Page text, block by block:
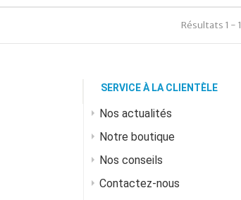
Résultats 1 -
SERVICE À LA CLIENTÈLE
Nos actualités
Notre boutique
Nos conseils
Contactez-nous